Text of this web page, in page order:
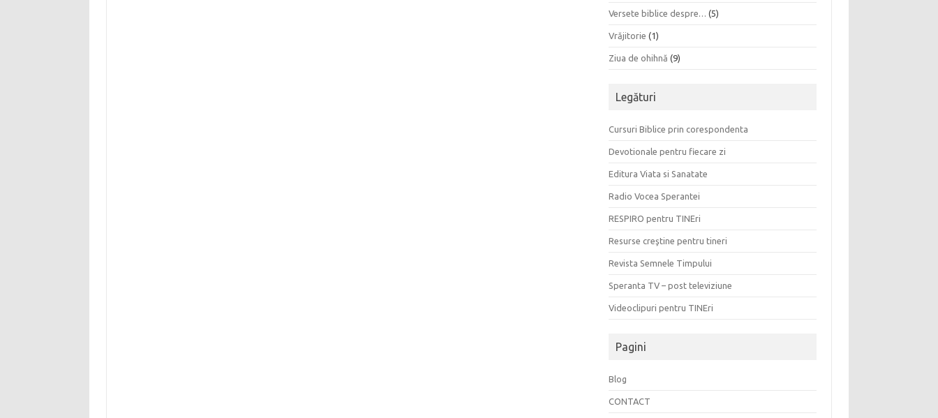
Versete biblice despre… (5)
Vrăjitorie (1)
Ziua de ohihnă (9)
Legături
Cursuri Biblice prin corespondenta
Devotionale pentru fiecare zi
Editura Viata si Sanatate
Radio Vocea Sperantei
RESPIRO pentru TINEri
Resurse creştine pentru tineri
Revista Semnele Timpului
Speranta TV – post televiziune
Videoclipuri pentru TINEri
Pagini
Blog
CONTACT